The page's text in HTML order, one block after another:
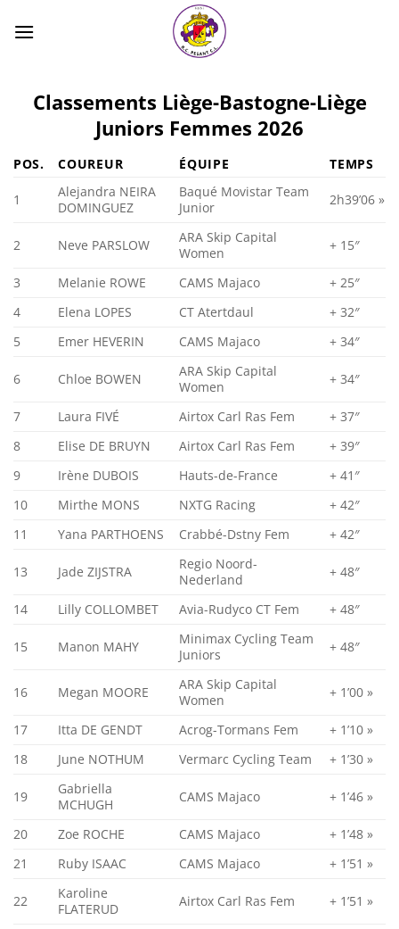
au
Classements Liège-Bastogne-Liège
Juniors Femmes 2026
POS. COUREUR ÉQUIPE TEMPS
1
Alejandra NEIRA
DOMINGUEZ
Baqué Movistar Team
Junior
2h39’06 »
2 Neve PARSLOW
ARA Skip Capital
Women
+ 15″
3 Melanie ROWE CAMS Majaco
+ 25″
4
Elena LOPES CT Atertdaul
+ 32″
5
Emer HEVERIN CAMS Majaco + 34″
6 Chloe BOWEN
ARA Skip Capital
Women
+ 34″
7 Laura FIVÉ Airtox Carl Ras Fem
+ 37″
8
Elise DE BRUYN Airtox Carl Ras Fem
+ 39″
9
Irène DUBOIS Hauts-de-France
+ 41″
10
Mirthe MONS NXTG Racing
+ 42″
11
Yana PARTHOENS Crabbé-Dstny Fem + 42″
13 Jade ZIJSTRA
Regio Noord-
Nederland
+ 48″
14 Lilly COLLOMBET Avia-Rudyco CT Fem + 48″
15 Manon MAHY
Minimax Cycling Team
Juniors
+ 48″
16 Megan MOORE
ARA Skip Capital
Women
+ 1’00 »
17 Itta DE GENDT Acrog-Tormans Fem
+ 1’10 »
18
June NOTHUM Vermarc Cycling Team + 1’30 »
19
Gabriella
MCHUGH
CAMS Majaco + 1’46 »
20 Zoe ROCHE CAMS Majaco
+ 1’48 »
21
Ruby ISAAC CAMS Majaco + 1’51 »
22
Karoline
FLATERUD
Airtox Carl Ras Fem + 1’51 »